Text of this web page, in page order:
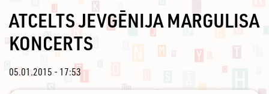
ATCELTS JEVGĒNIJA MARGULISA
KONCERTS
05.01.2015 - 17:53